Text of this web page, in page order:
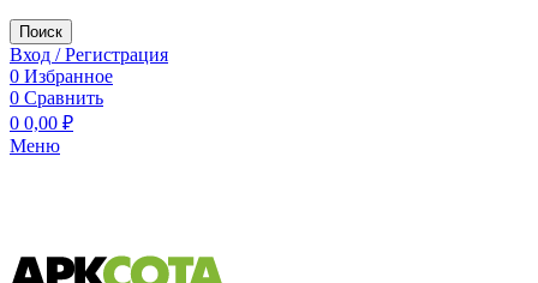
Поиск
Вход / Регистрация
0 Избранное
0 Сравнить
0 0,00 ₽
Меню